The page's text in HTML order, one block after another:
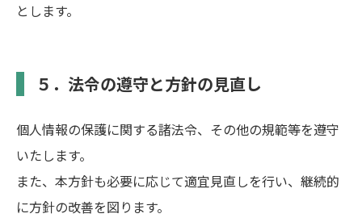
とします。
５．法令の遵守と方針の見直し
個人情報の保護に関する諸法令、その他の規範等を遵守
いたします。
また、本方針も必要に応じて適宜見直しを行い、継続的
に方針の改善を図ります。